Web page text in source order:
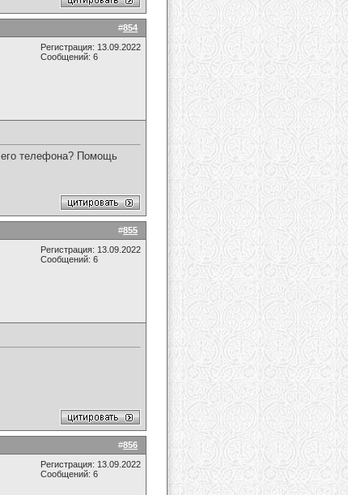
#854
Регистрация: 13.09.2022
Сообщений: 6
его телефона? Помощь
#855
Регистрация: 13.09.2022
Сообщений: 6
#856
Регистрация: 13.09.2022
Сообщений: 6